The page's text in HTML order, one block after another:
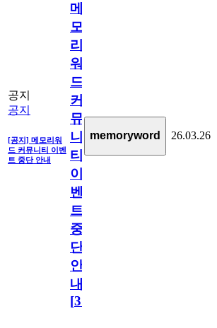
공지
공지
[공지] 메모리워
드 커뮤니티 이벤
트 중단 안내
메
모
리
워
드
커
뮤
니
티
이
벤
트
중
단
안
내
[31
memoryword 26.03.26